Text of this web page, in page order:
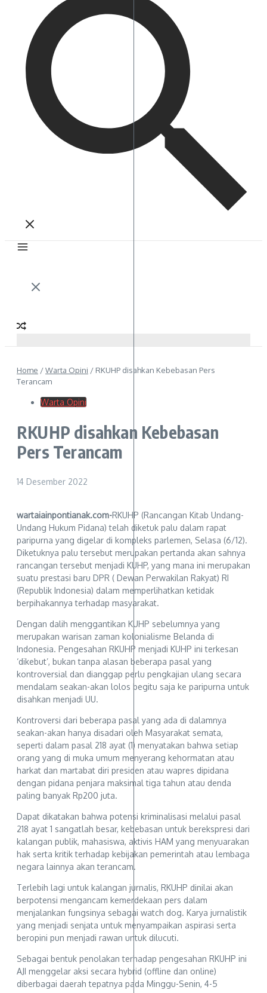
Home /Warta Opini / RKUHP disahkan Kebebasan Pers
Terancam
Warta Opini
RKUHP disahkan Kebebasan
Pers Terancam
14 Desember 2022
wartaiainpontianak.com-RKUHP (Rancangan Kitab Undang-
Undang Hukum Pidana) telah diketuk palu dalam rapat
paripurna yang digelar di kompleks parlemen, Selasa (6/12).
Diketuknya palu tersebut merupakan pertanda akan sahnya
rancangan tersebut menjadi KUHP, yang mana ini merupakan
suatu prestasi baru DPR ( Dewan Perwakilan Rakyat) RI
(Republik Indonesia) dalam memperlihatkan ketidak
berpihakannya terhadap masyarakat.
Dengan dalih menggantikan KUHP sebelumnya yang
merupakan warisan zaman kolonialisme Belanda di
Indonesia. Pengesahan RKUHP menjadi KUHP ini terkesan
‘dikebut’, bukan tanpa alasan beberapa pasal yang
kontroversial dan dianggap perlu pengkajian ulang secara
mendalam seakan-akan lolos begitu saja ke paripurna untuk
disahkan menjadi UU.
Kontroversi dari beberapa pasal yang ada di dalamnya
seakan-akan hanya disadari oleh Masyarakat semata,
seperti dalam pasal 218 ayat (1) menyatakan bahwa setiap
orang yang di muka umum menyerang kehormatan atau
harkat dan martabat diri presiden atau wapres dipidana
dengan pidana penjara maksimal tiga tahun atau denda
paling banyak Rp200 juta.
Dapat dikatakan bahwa potensi kriminalisasi melalui pasal
218 ayat 1 sangatlah besar, kebebasan untuk berekspresi dari
kalangan publik, mahasiswa, aktivis HAM yang menyuarakan
hak serta kritik terhadap kebijakan pemerintah atau lembaga
negara lainnya akan terancam.
Terlebih lagi untuk kalangan jurnalis, RKUHP dinilai akan
berpotensi mengancam kemerdekaan pers dalam
menjalankan fungsinya sebagai watch dog. Karya jurnalistik
yang menjadi senjata untuk menyampaikan aspirasi serta
beropini pun menjadi rawan untuk dilucuti.
Sebagai bentuk penolakan terhadap pengesahan RKUHP ini
AJI menggelar aksi secara hybrid (offline dan online)
diberbagai daerah tepatnya pada Minggu-Senin, 4-5